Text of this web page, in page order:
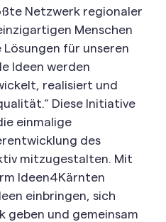
Netzwerk regionaler
Menschen
für unseren
Ideen werden
realisiert und
Diese Initiative
einmalige
des
mitzugestalten. Mit
Ideen4Kärnten
einbringen, sich
geben und gemeinsam